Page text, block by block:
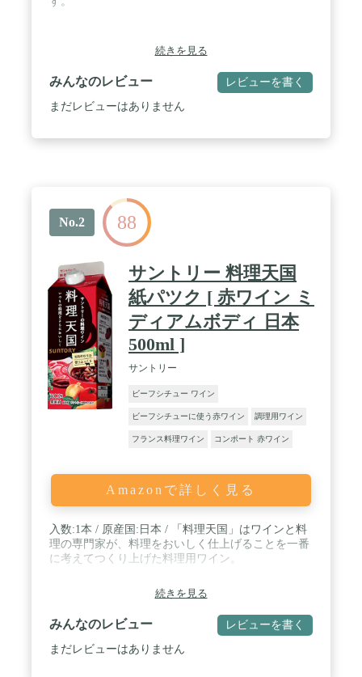
続きを見る
みんなのレビュー レビューを書く
まだレビューはありません
No.2 88
サントリー 料理天国
紙パツク [ 赤ワイン ミ
ディアムボディ 日本
500ml ]
サントリー
ビーフシチュー ワイン
ビーフシチューに使う赤ワイン 調理用ワイン
フランス料理ワイン コンポート 赤ワイン
Amazonで詳しく見る
入数:1本 / 原産国:日本 / 「料理天国」はワインと料
理の専門家が、料理をおいしく仕上げることを一番
に考えてつくり上げた料理用ワイン。
続きを見る
みんなのレビュー レビューを書く
まだレビューはありません